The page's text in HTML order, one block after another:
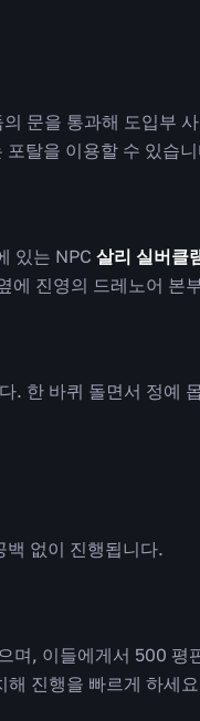
문을 통과해 도입부
탈을 이용할 수 있습
있는 NPC 살리 실버클
에 진영의 드레노어 본
. 한 바퀴 돌면서 정예
백 없이 진행됩니다.
며, 이들에게서 500 평
해 진행을 빠르게 하세